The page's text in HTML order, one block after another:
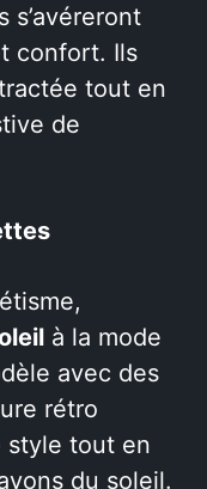
s’avéreront
confort. Ils
tout en
de
à la mode
avec des
rétro
style tout en
du soleil.